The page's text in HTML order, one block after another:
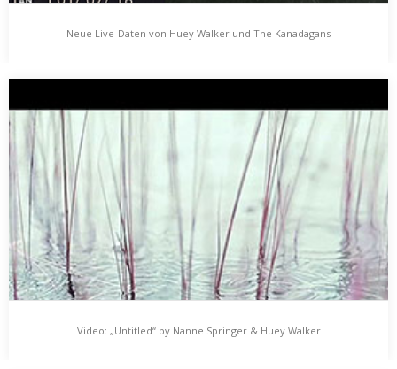
Kanadagans
Es ist jetzt also dann doch so eine Art Sommer fast schon.
Sommermoods allerorten. Im Sommer, so ist die landläufige Idee,
geht man viel raus und bummelt sich so durch die warmen Tage.
Hier kommen die neuen Live-Termine für Huey Walker und The
Kanadagans. Auf einen somnambulen Sommer!…
Neue Live-Daten von Huey Walker und The Kanadagans
Video: „Untitled“ by Nanne Springer & Huey Walker